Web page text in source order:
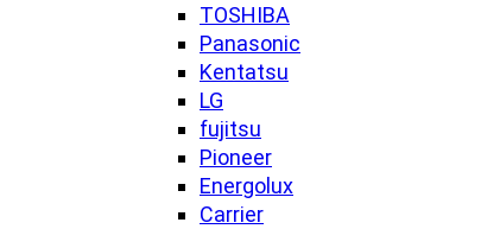
TOSHIBA
Panasonic
Kentatsu
LG
fujitsu
Pioneer
Energolux
Carrier